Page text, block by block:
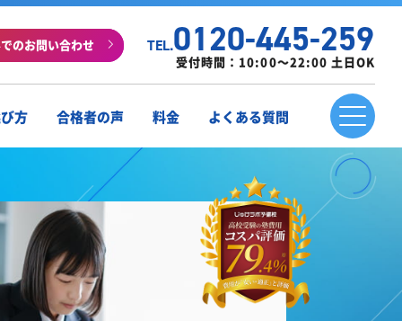
のお問い合わせ TEL.0120-445-259
受付時間：10:00～22:00 土日OK
方 合格者の声 料金 よくある質問